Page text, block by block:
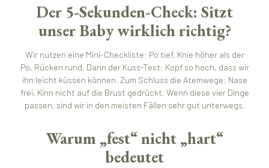
Der 5-Sekunden-Check: Sitzt
unser Baby wirklich richtig?
Wir nutzen eine Mini-Checkliste: Po tief, Knie höher als der
Po, Rücken rund. Dann der Kuss-Test: Kopf so hoch, dass wir
ihn leicht küssen können. Zum Schluss die Atemwege: Nase
frei, Kinn nicht auf die Brust gedrückt. Wenn diese vier Dinge
passen, sind wir in den meisten Fällen sehr gut unterwegs.
Warum „fest“ nicht „hart“
bedeutet